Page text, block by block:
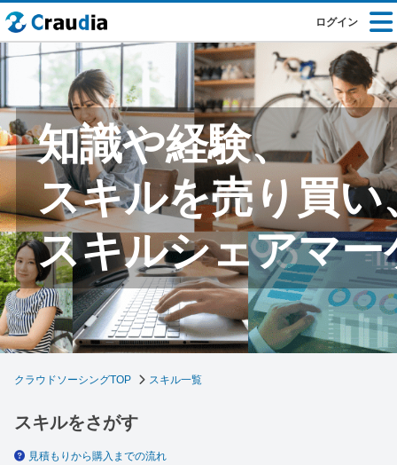
ログイン
知識や経験、
スキルを売り買い
スキルシェアマー
クラウドソーシングTOP スキル一覧
スキルをさがす
見積もりから購入までの流れ